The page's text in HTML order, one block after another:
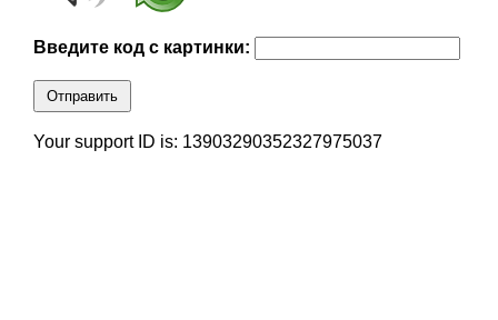
Введите код с картинки:
Отправить
Your support ID is: 13903290352327975037